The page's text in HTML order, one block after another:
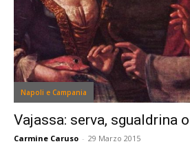
Napoli e Campania
Vajassa: serva, sgualdrina
Carmine Caruso - 29 Marzo 2015